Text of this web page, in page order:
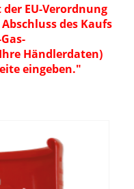
EU-Verordnung
des Kaufs
Händlerdaten)
eingeben."